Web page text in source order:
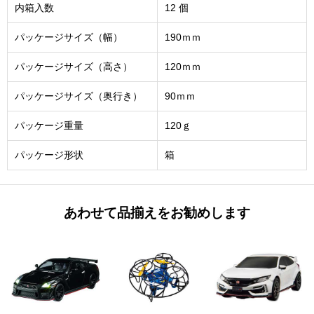
内箱入数 12 個
パッケージサイズ（幅） 190ｍｍ
パッケージサイズ（高さ） 120ｍｍ
パッケージサイズ（奥行き） 90ｍｍ
パッケージ重量 120ｇ
パッケージ形状 箱
あわせて品揃えをお勧めします